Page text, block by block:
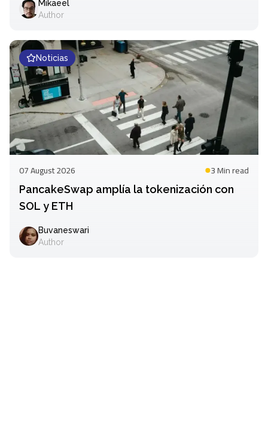
Mikaeel
Author
Noticias
07 August 2026 3 Minread
PancakeSwap amplía la tokenización con
SOL y ETH
Buvaneswari
Author